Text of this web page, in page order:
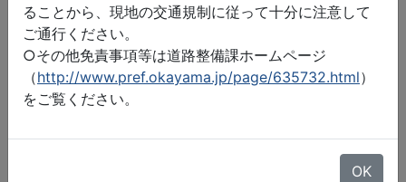
ることから、現地の交通規制に従って十分に注意して
ご通行ください。
○その他免責事項等は道路整備課ホームページ
（http://www.pref.okayama.jp/page/635732.html）
をご覧ください。
OK
地図データ©2026 ZENRIN